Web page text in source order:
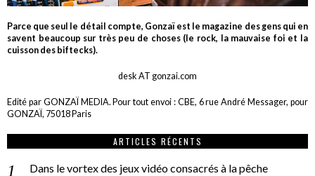
Parce que seul le détail compte, Gonzaï est le magazine des gens qui en
savent beaucoup sur très peu de choses (le rock, la mauvaise foi et la
cuisson des biftecks).
desk AT gonzai.com
Edité par GONZAÏ MEDIA. Pour tout envoi : CBE, 6 rue André Messager, pour
GONZAÏ, 75018 Paris
ARTICLES RÉCENTS
Dans le vortex des jeux vidéo consacrés à la pêche